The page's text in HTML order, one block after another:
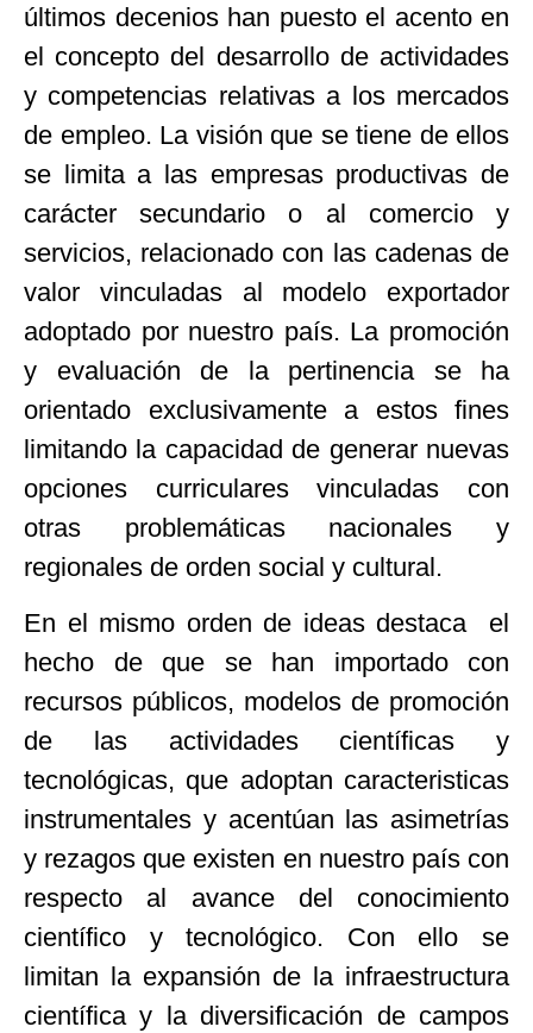
últimos decenios han puesto el acento en
el concepto del desarrollo de actividades
y competencias relativas a los mercados
de empleo. La visión que se tiene de ellos
se limita a las empresas productivas de
carácter secundario o al comercio y
servicios, relacionado con las cadenas de
valor vinculadas al modelo exportador
adoptado por nuestro país. La promoción
y evaluación de la pertinencia se ha
orientado exclusivamente a estos fines
limitando la capacidad de generar nuevas
opciones curriculares vinculadas con
otras problemáticas nacionales y
regionales de orden social y cultural.
En el mismo orden de ideas destaca el
hecho de que se han importado con
recursos públicos, modelos de promoción
de las actividades científicas y
tecnológicas, que adoptan caracteristicas
instrumentales y acentúan las asimetrías
y rezagos que existen en nuestro país con
respecto al avance del conocimiento
científico y tecnológico. Con ello se
limitan la expansión de la infraestructura
científica y la diversificación de campos